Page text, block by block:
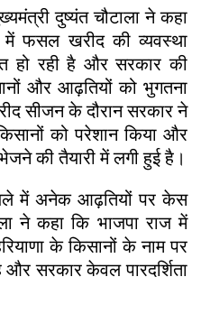
दुष्यंत चौटाला ने कहा
में फसल खरीद की व्यवस्था
हो रही है और सरकार की
और आढ़तियों को भुगतना
सीजन के दौरान सरकार ने
को परेशान किया और
की तैयारी में लगी हुई है।
में अनेक आढ़तियों पर केस
ने कहा कि भाजपा राज में
के किसानों के नाम पर
सरकार केवल पारदर्शिता